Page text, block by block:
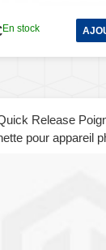
En stock
Release
pour appareil